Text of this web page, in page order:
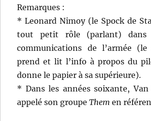
Remarques :
* Leonard Nimoy (le Spock de
tout petit rôle (parlant) dans
communications de l’armée
prend et lit l’info à propos du
donne le papier à sa supérieure).
* Dans les années soixante,
appelé son groupeThem en